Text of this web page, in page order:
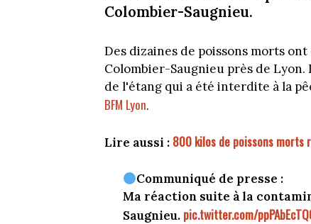
Colombier-Saugnieu.
Des dizaines de poissons morts
Colombier-Saugnieu près de
de l'étang qui a été interdite à la
BFM Lyon.
Lire aussi : 800 kilos de poissons morts
Communiqué de presse :
Ma réaction suite à la
Saugnieu. pic.twitter.com/